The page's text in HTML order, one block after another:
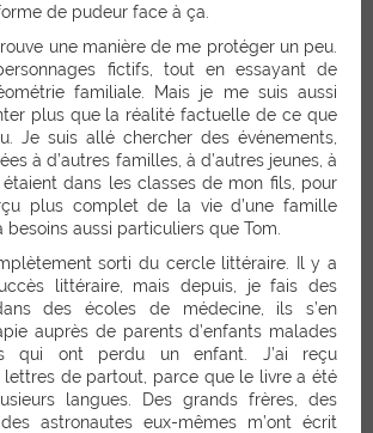
de pudeur face à ça.
une manière de me protéger un peu.
fictifs, tout en essayant de
familiale. Mais je me suis aussi
plus que la réalité factuelle de ce que
Je suis allé chercher des événements,
à d’autres familles, à d’autres jeunes, à
dans les classes de mon fils, pour
plus complet de la vie d’une famille
aussi particuliers que Tom.
sorti du cercle littéraire. Il y a
littéraire, mais depuis, je fais des
des écoles de médecine, ils s’en
auprès de parents d’enfants malades
qui ont perdu un enfant. J’ai reçu
de partout, parce que le livre a été
langues. Des grands frères, des
astronautes eux-mêmes m’ont écrit